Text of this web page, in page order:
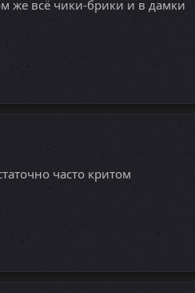
же всё чики-брики и в дамки
часто критом